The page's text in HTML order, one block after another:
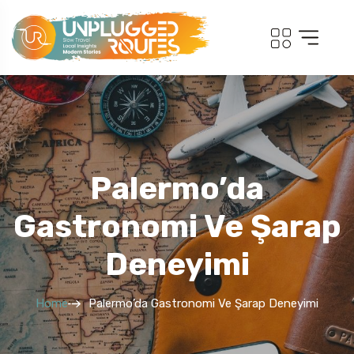
Palermo’da
Gastronomi Ve Şarap
Deneyimi
Home Palermo’da Gastronomi Ve Şarap Deneyimi